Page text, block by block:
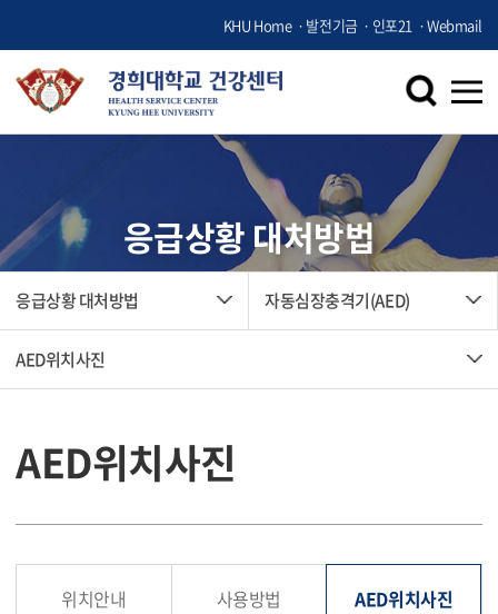
KHU Home 발전기금 인포21 Webmail
응급상황 대처방법
응급상황 대처방법 자동심장충격기(AED)
AED위치사진
AED위치사진
위치안내 사용방법 AED위치사진